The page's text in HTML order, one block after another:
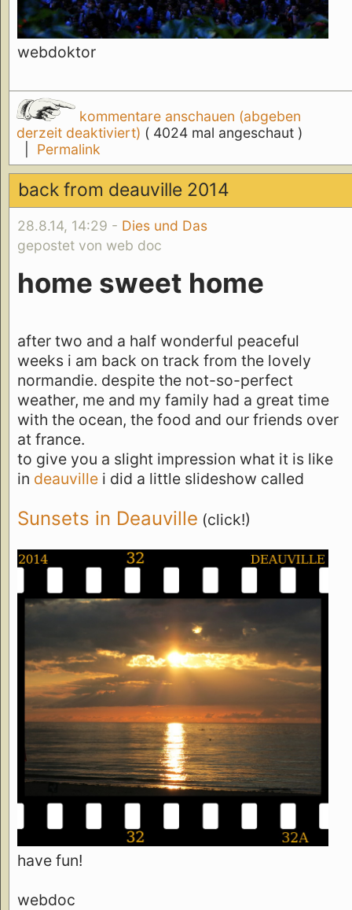
webdoktor
kommentare anschauen (abgeben
derzeit deaktiviert) ( 4024 mal angeschaut )
Permalink
back from deauville 2014
28.8.14, 14:29 - Dies und Das
gepostet von web doc
home sweet home
after two and a half wonderful peaceful
weeks i am back on track from the lovely
normandie. despite the not-so-perfect
weather, me and my family had a great time
with the ocean, the food and our friends over
at france.
to give you a slight impression what it is like
in deauville i did a little slideshow called
Sunsets in Deauville (click!)
have fun!
webdoc